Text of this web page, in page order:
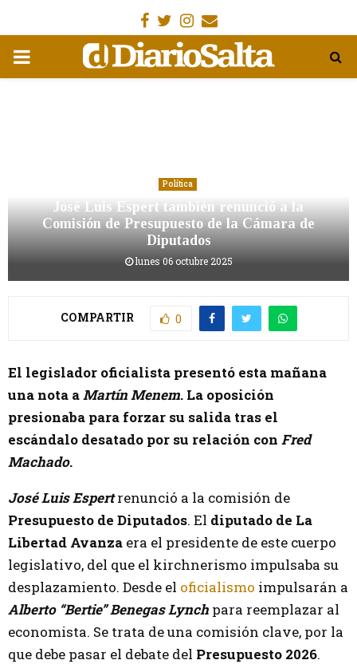
Facebook
Gorjeo
Instagram
Email
MENÚ
Política
José Luis Espert también renunció a la
Comisión de Presupuesto de la Cámara de
Diputados
lunes 06 octubre 2025
COMPARTIR 0
El legislador oficialista presentó esta mañana
una nota aMartín Menem. La oposición
presionaba para forzar su salida tras el
escándalo desatado por su relación con Fred
Machado.
José Luis Espertrenunció a la comisión de
Presupuesto de Diputados. El diputado de La
Libertad Avanza era el presidente de este cuerpo
legislativo, del que el kirchnerismo impulsaba su
desplazamiento. Desde el oficialismo impulsarán a
Alberto “Bertie” Benegas Lynch para reemplazar al
economista. Se trata de una comisión clave, por la
que debe pasar el debate del Presupuesto 2026.